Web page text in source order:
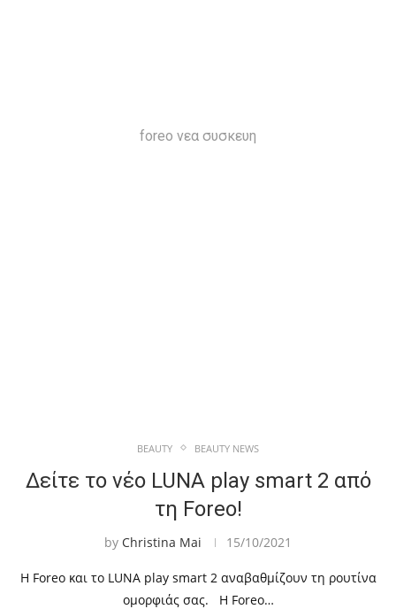
foreo νεα συσκευη
BEAUTY BEAUTY NEWS
Δείτε το νέο LUNA play smart 2 από
τη Foreo!
by Christina Mai 15/10/2021
Η Foreo και το LUNA play smart 2 αναβαθμίζουν τη ρουτίνα
ομορφιάς σας. Η Foreo…